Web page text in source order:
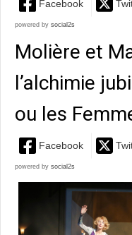
Facebook
powered by social2s
Molière et
l’alchimie
ou les
Facebook
powered by social2s